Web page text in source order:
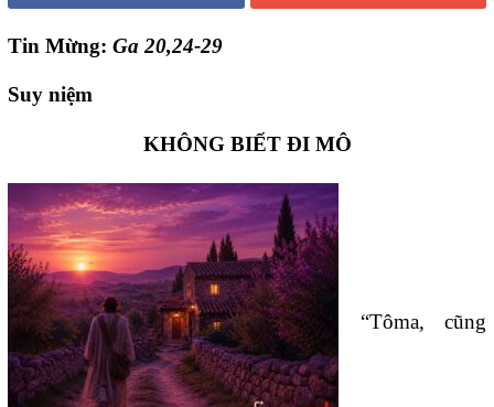
Tin Mừng: Ga 20,24-29
Suy niệm
KHÔNG BIẾT ĐI MÔ
“Tôma, cũng